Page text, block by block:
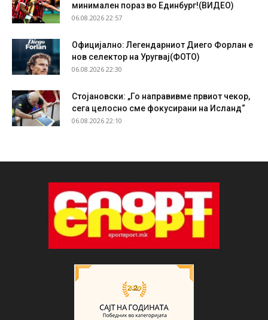
минимален пораз во Единбург!(ВИДЕО)
06.08.2026 22:57
Официјално: Легендарниот Диего Форлан е
нов селектор на Уругвај(ФОТО)
06.08.2026 22:30
Стојановски: „Го направивме првиот чекор,
сега целосно сме фокусирани на Исланд“
06.08.2026 22:10